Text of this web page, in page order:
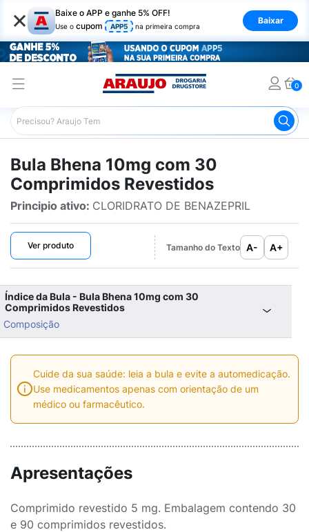
× Baixe o APP e ganhe 5% OFF!
Use o cupom APP5 na primeira compra
Baixar
0
Araujo Bulário Araujo Bhena 10mg com 30
Bula Bhena 10mg com 30
Comprimidos Revestidos
Principio ativo: CLORIDRATO DE BENAZEPRIL
Ver produto Tamanho do Texto A- A+
Índice da Bula - Bula Bhena 10mg com 30
Comprimidos Revestidos
Composição
Cuide da sua saúde: leia a bula e evite a automedicação.
Use medicamentos apenas com orientação de um
médico ou farmacêutico.
Apresentações
Comprimido revestido 5 mg. Embalagem contendo 30
e 90 comprimidos revestidos.